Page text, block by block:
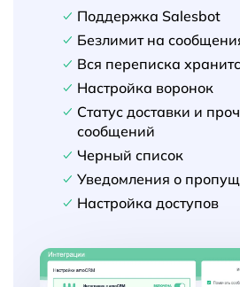
Поддержка Salesbot
Безлимит на
Вся переписка
Настройка воронок
Статус доставки и
сообщений
Черный список
Уведомления о
Настройка доступов